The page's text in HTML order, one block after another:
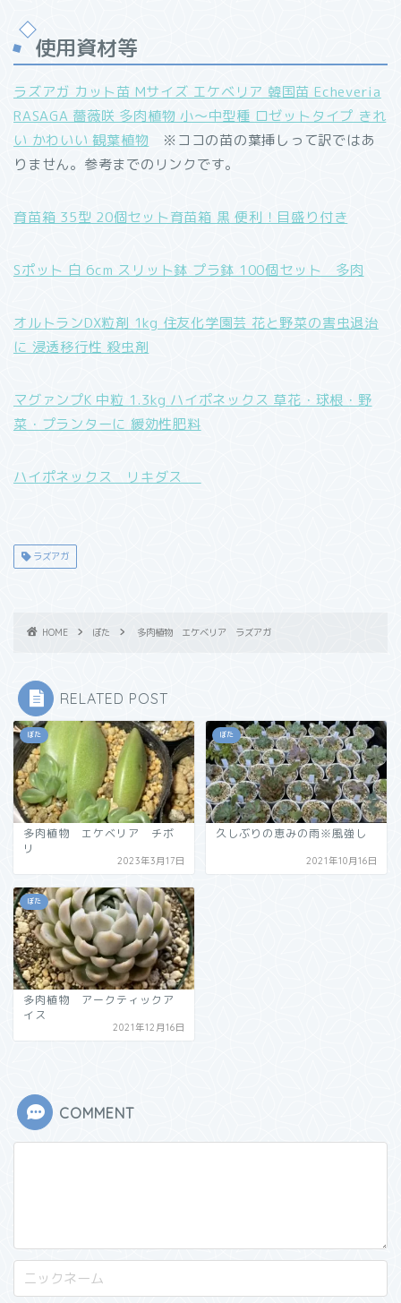
使用資材等
ラズアガ カット苗 Mサイズ エケベリア 韓国苗 Echeveria
RASAGA 薔薇咲 多肉植物 小～中型種 ロゼットタイプ きれ
い かわいい 観葉植物 ※ココの苗の葉挿しって訳ではあ
りません。参考までのリンクです。
育苗箱 35型 20個セット育苗箱 黒 便利！目盛り付き
Sポット 白 6cm スリット鉢 プラ鉢 100個セット 多肉
オルトランDX粒剤 1kg 住友化学園芸 花と野菜の害虫退治
に 浸透移行性 殺虫剤
マグァンプK 中粒 1.3kg ハイポネックス 草花・球根・野
菜・プランターに 緩効性肥料
ハイポネックス リキダス
ラズアガ
HOME ぼた 多肉植物 エケベリア ラズアガ
RELATED POST
ぼた
多肉植物 エケベリア チボ
リ
2023年3月17日
ぼた
久しぶりの恵みの雨※風強し
2021年10月16日
ぼた
多肉植物 アークティックア
イス
2021年12月16日
COMMENT